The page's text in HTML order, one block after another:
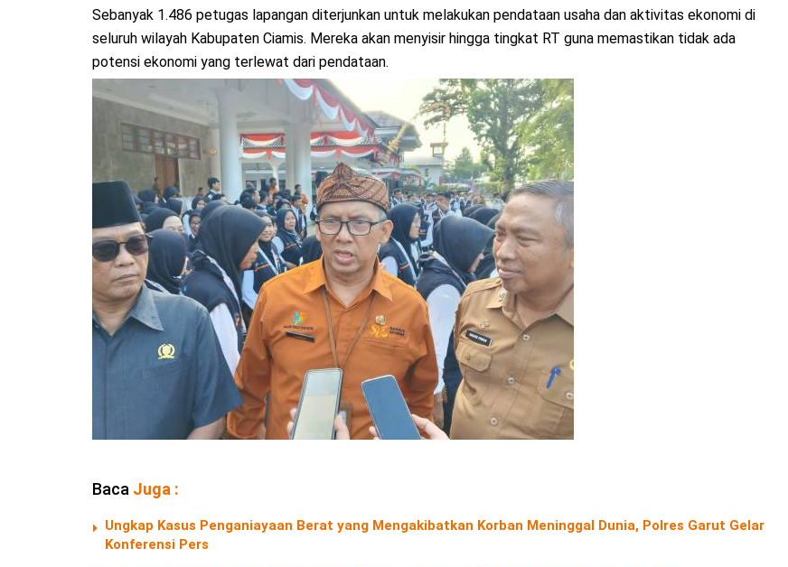
Sebanyak 1.486 petugas lapangan diterjunkan untuk melakukan pendataan usaha dan aktivitas ekonomi di
seluruh wilayah Kabupaten Ciamis. Mereka akan menyisir hingga tingkat RT guna memastikan tidak ada
potensi ekonomi yang terlewat dari pendataan.
Baca Juga :
Ungkap Kasus Penganiayaan Berat yang Mengakibatkan Korban Meninggal Dunia, Polres Garut Gelar
Konferensi Pers